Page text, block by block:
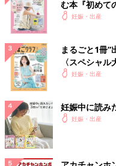
む本『初めて
妊娠・出産
まるごと1冊“
〈スペシャ
妊娠・出産
妊娠中に読み
妊娠・出産